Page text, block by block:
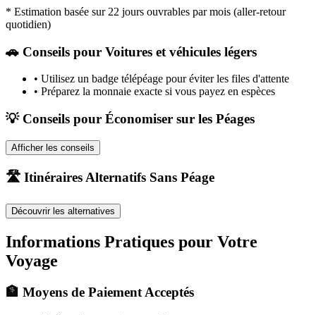
* Estimation basée sur 22 jours ouvrables par mois (aller-retour
quotidien)
🚗 Conseils pour Voitures et véhicules légers
• Utilisez un badge télépéage pour éviter les files d'attente
• Préparez la monnaie exacte si vous payez en espèces
💡 Conseils pour Économiser sur les Péages
Afficher les conseils
🛣️ Itinéraires Alternatifs Sans Péage
Découvrir les alternatives
Informations Pratiques pour Votre
Voyage
🏦 Moyens de Paiement Acceptés